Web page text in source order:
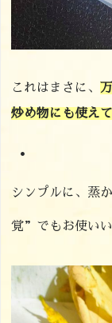
これはまさに、
炒め物にも使え
・
シンプルに、蒸
覚”でもお使いい